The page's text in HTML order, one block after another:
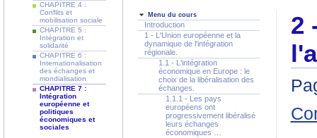
CHAPITRE 4 :
Conflits et
mobilisation sociale
CHAPITRE 5 :
Intégration et
solidarité
CHAPITRE 6 :
Internationalisation
des échanges et
mondialisation
CHAPITRE 7 :
Intégration
européenne et
politiques
économiques et
sociales
Menu du cours
Introduction
1 - L'Union européenne et la
dynamique de l'intégration
régionale.
1.1 - L'intégration
économique en Europe : le
choix de la libéralisation des
échanges.
1.1.1 - Les pays
européens ont
progressivement libéralisé
leurs échanges
économiques …
2